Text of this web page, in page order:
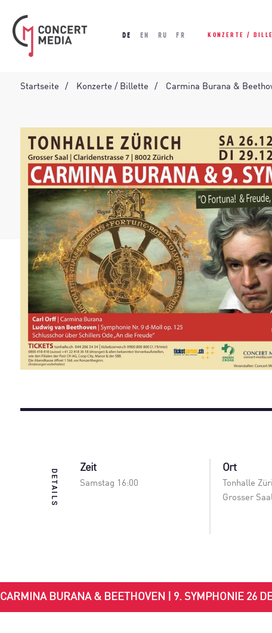
DE EN RU FR KONZERTE /
Startseite Konzerte / Billette Carmina Burana &
DETAILS Zeit
Samstag 16:00
Ort
Tonhalle
Grosser
CARMINA BURANA & BEETHOVEN | 9. SYMPHONIE 26